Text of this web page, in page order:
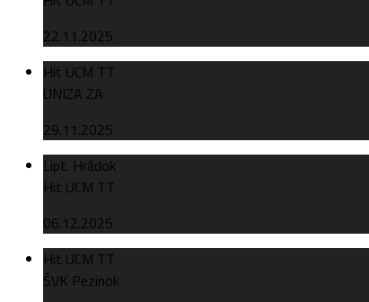
22.11.2025
Hit UCM TT
UNIZA ZA
29.11.2025
Lipt. Hrádok
Hit UCM TT
06.12.2025
Hit UCM TT
ŠVK Pezinok